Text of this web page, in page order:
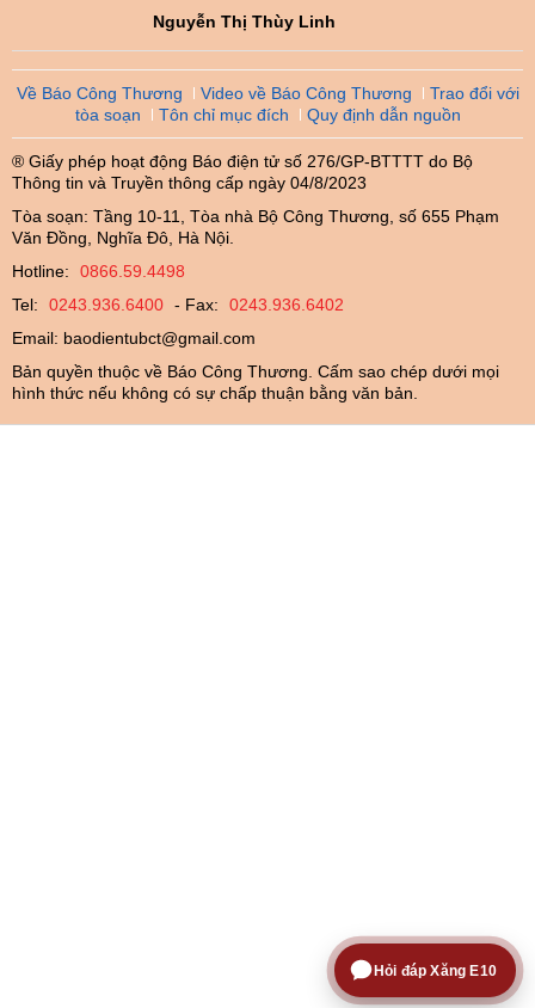
Nguyễn Thị Thùy Linh
Về Báo Công Thương Video về Báo Công Thương
Trao đổi với
tòa soạn
Tôn chỉ mục đích Quy định dẫn nguồn
® Giấy phép hoạt động Báo điện tử số 276/GP-BTTTT do Bộ
Thông tin và Truyền thông cấp ngày 04/8/2023
Tòa soạn: Tầng 10-11, Tòa nhà Bộ Công Thương, số 655 Phạm
Văn Đồng, Nghĩa Đô, Hà Nội.
Hotline:
0866.59.4498
Tel:
0243.936.6400 - Fax:
0243.936.6402
Email: baodientubct@gmail.com
Bản quyền thuộc về Báo Công Thương. Cấm sao chép dưới mọi
hình thức nếu không có sự chấp thuận bằng văn bản.
Hỏi đáp Xăng E10